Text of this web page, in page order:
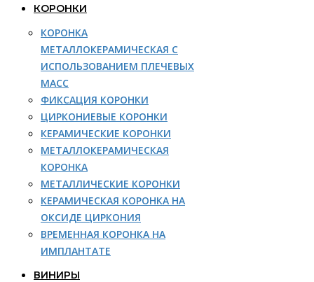
КОРОНКИ
КОРОНКА
МЕТАЛЛОКЕРАМИЧЕСКАЯ С
ИСПОЛЬЗОВАНИЕМ ПЛЕЧЕВЫХ
МАСС
ФИКСАЦИЯ КОРОНКИ
ЦИРКОНИЕВЫЕ КОРОНКИ
КЕРАМИЧЕСКИЕ КОРОНКИ
МЕТАЛЛОКЕРАМИЧЕСКАЯ
КОРОНКА
МЕТАЛЛИЧЕСКИЕ КОРОНКИ
КЕРАМИЧЕСКАЯ КОРОНКА НА
ОКСИДЕ ЦИРКОНИЯ
ВРЕМЕННАЯ КОРОНКА НА
ИМПЛАНТАТЕ
ВИНИРЫ